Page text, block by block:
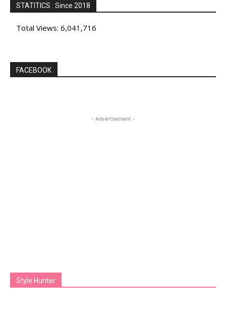
STATITICS : Since 2018
Total Views: 6,041,716
FACEBOOK
- Advertisement -
Style Hunter